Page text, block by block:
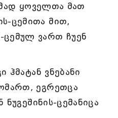
ყოველთა მათ
ცემითა მით,
ცემულ ვართ ჩუენ
ჰმატან ვნებანი
ეგრეთცა
ცემანიცა